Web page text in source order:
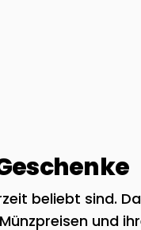
beliebt sind.
und